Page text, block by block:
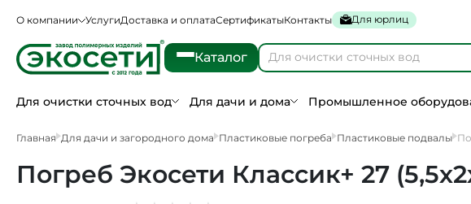
О компании УслугиДоставка и оплатаСертификатыКонтакты Для юрлиц
Каталог
Для очистки сточных вод Для дачи и дома Промышленное
Главная Для дачи и загородного дома Пластиковые погреба Пластиковые подвалы
Погреб Экосети Классик+ 27